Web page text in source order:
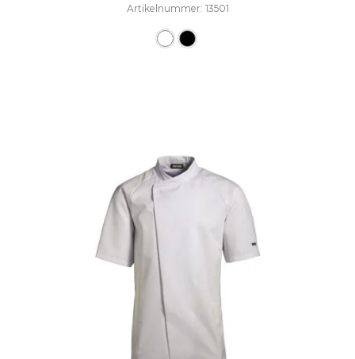
Artikelnummer: 13501